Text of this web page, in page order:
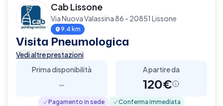
Cab Lissone
Via Nuova Valassina 86 - 20851 Lissone
9.4 km
Visita Pneumologica
Vedi altre prestazioni
Prima disponibilità
-
A partire da
120€
Pagamento in sede Conferma immediata